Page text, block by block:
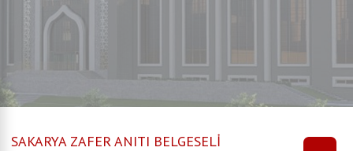
SAKARYA ZAFER ANITI BELGESELİ